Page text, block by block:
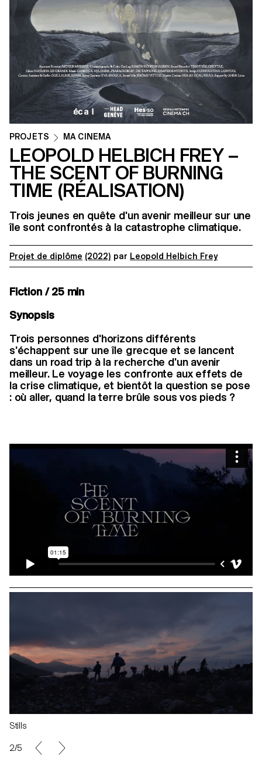
PROJETS MA CINEMA
LEOPOLD HELBICH FREY –
THE SCENT OF BURNING
TIME (RÉALISATION)
Trois jeunes en quête d'un avenir meilleur sur une
île sont confrontés à la catastrophe climatique.
Projet de diplôme (2022) par Leopold Helbich Frey
Fiction / 25 min
Synopsis
Trois personnes d'horizons différents
s'échappent sur une île grecque et se lancent
dans un road trip à la recherche d'un avenir
meilleur. Le voyage les confronte aux effets de
la crise climatique, et bientôt la question se pose
: où aller, quand la terre brûle sous vos pieds ?
Stills
2/5